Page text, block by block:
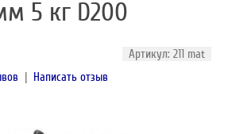
5 кг D200
Артикул: 211 mat
| Написать отзыв